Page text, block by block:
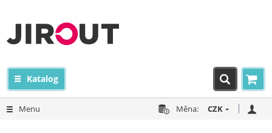
Katalog
Menu Měna: CZK